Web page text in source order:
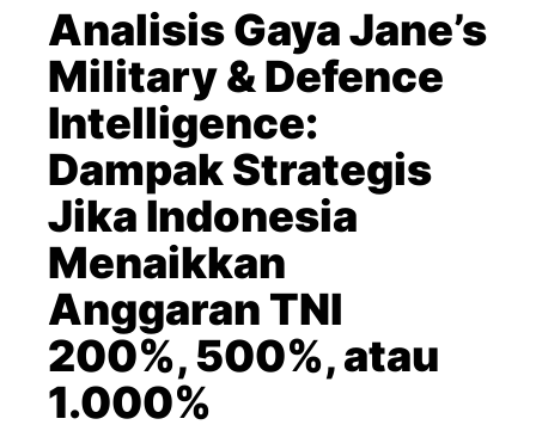
a
r
c
h
Analisis Gaya Jane’s
Military & Defence
Intelligence:
Dampak Strategis
Jika Indonesia
Menaikkan
Anggaran TNI
200%, 500%, atau
1.000%